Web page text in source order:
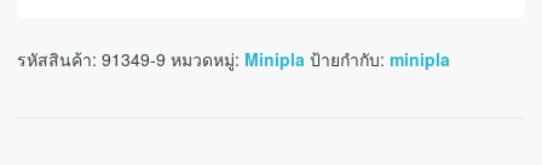
รหัสสินค้า: 91349-9 หมวดหมู่: Minipla ป้ายกำกับ: minipla